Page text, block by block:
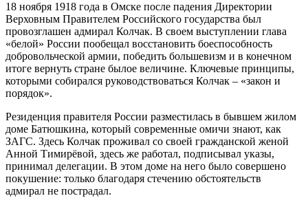
18 ноября 1918 года в Омске после падения Директории
Верховным Правителем Российского государства был
провозглашен адмирал Колчак. В своем выступлении глава
«белой» России пообещал восстановить боеспособность
добровольческой армии, победить большевизм и в конечном
итоге вернуть стране былое величине. Ключевые принципы,
которыми собирался руководствоваться Колчак – «закон и
порядок».
Резиденция правителя России разместилась в бывшем жилом
доме Батюшкина, который современные омичи знают, как
ЗАГС. Здесь Колчак проживал со своей гражданской женой
Анной Тимирёвой, здесь же работал, подписывал указы,
принимал делегации. В этом доме на него было совершено
покушение: только благодаря стечению обстоятельств
адмирал не пострадал.